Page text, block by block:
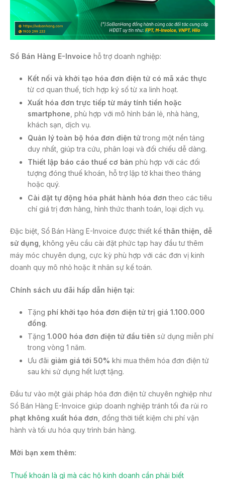
Sổ Bán Hàng E-Invoice hỗ trợ doanh nghiệp:
Kết nối và khởi tạo hóa đơn điện tử có mã xác thực
từ cơ quan thuế, tích hợp ký số từ xa linh hoạt.
Xuất hóa đơn trực tiếp từ máy tính tiền hoặc
smartphone , phù hợp với mô hình bán lẻ, nhà hàng,
khách sạn, dịch vụ.
Quản lý toàn bộ hóa đơn điện tửtrong một nền tảng
duy nhất, giúp tra cứu, phân loại và đối chiếu dễ dàng.
Thiết lập báo cáo thuế cơ bản phù hợp với các đối
tượng đóng thuế khoán, hỗ trợ lập tờ khai theo tháng
hoặc quý.
Cài đặt tự động hóa phát hành hóa đơn theo các tiêu
chí giá trị đơn hàng, hình thức thanh toán, loại dịch vụ.
Đặc biệt, Sổ Bán Hàng E-Invoice được thiết kế thân thiện, dễ
sử dụng , không yêu cầu cài đặt phức tạp hay đầu tư thêm
máy móc chuyên dụng, cực kỳ phù hợp với các đơn vị kinh
doanh quy mô nhỏ hoặc ít nhân sự kế toán.
Chính sách ưu đãi hấp dẫn hiện tại:
Tặng phí khởi tạo hóa đơn điện tử trị giá 1.100.000
đồng.
Tặng 1.000 hóa đơn điện tử đầu tiên sử dụng miễn phí
trong vòng 1 năm.
Ưu đãi giảm giá tới 50% khi mua thêm hóa đơn điện tử
sau khi sử dụng hết lượt tặng.
Đầu tư vào một giải pháp hóa đơn điện tử chuyên nghiệp như
Sổ Bán Hàng E-Invoice giúp doanh nghiệp tránh tối đa rủi ro
phạt không xuất hóa đơn , đồng thời tiết kiệm chi phí vận
hành và tối ưu hóa quy trình bán hàng.
Mời bạn xem thêm:
Thuế khoán là gì mà các hộ kinh doanh cần phải biết